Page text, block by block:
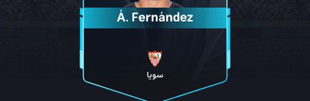
Á. Fernández
سویا